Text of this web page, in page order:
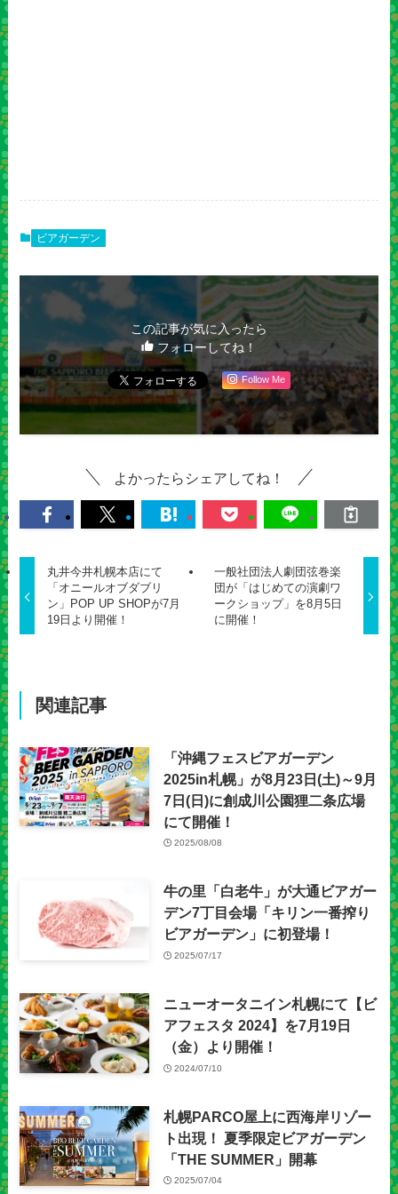
ビアガーデン
この記事が気に入ったら
フォローしてね！
Follow Me
よかったらシェアしてね！
丸井今井札幌本店にて
「オニールオブダブリ
ン」POP UP SHOPが7月
19日より開催！
一般社団法人劇団弦巻楽
団が「はじめての演劇ワ
ークショップ」を8月5日
に開催！
関連記事
「沖縄フェスビアガーデン
2025in札幌」が8月23日(土)～9月
7日(日)に創成川公園狸二条広場
にて開催！
2025/08/08
牛の里「白老牛」が大通ビアガー
デン7丁目会場「キリン一番搾り
ビアガーデン」に初登場！
2025/07/17
ニューオータニイン札幌にて【ビ
アフェスタ 2024】を7月19日
（金）より開催！
2024/07/10
札幌PARCO屋上に西海岸リゾー
ト出現！ 夏季限定ビアガーデン
「THE SUMMER」開幕
2025/07/04